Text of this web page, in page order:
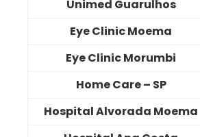
Unimed Guarulhos
Eye Clinic Moema
Eye Clinic Morumbi
Home Care – SP
Hospital Alvorada Moema